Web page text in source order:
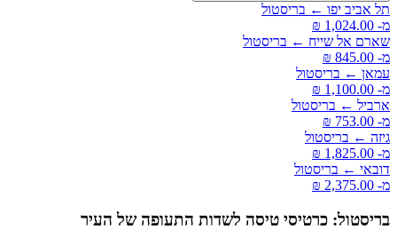
תל אביב יפו ← בריסטול
מ- ‏1,024.00 ‏₪
שארם אל שייח ← בריסטול
מ- ‏845.00 ‏₪
עמאן ← בריסטול
מ- ‏1,100.00 ‏₪
ארביל ← בריסטול
מ- ‏753.00 ‏₪
גיזה ← בריסטול
מ- ‏1,825.00 ‏₪
דובאי ← בריסטול
מ- ‏2,375.00 ‏₪
בריסטול: כרטיסי טיסה לשדות התעופה של העיר